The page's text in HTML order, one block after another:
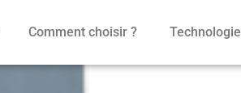
Comment choisir ? Technologie